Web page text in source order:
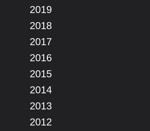
2019
2018
2017
2016
2015
2014
2013
2012